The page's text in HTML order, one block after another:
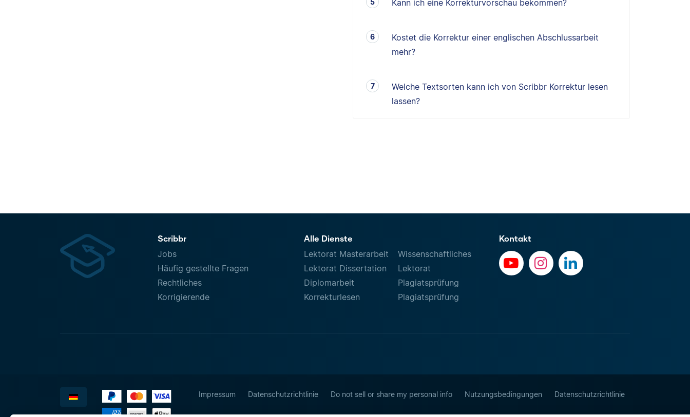
Kann ich eine Korrekturvorschau bekommen?
Kostet die Korrektur einer englischen Abschlussarbeit
mehr?
Welche Textsorten kann ich von Scribbr Korrektur lesen
lassen?
Scribbr
Jobs
Häufig gestellte Fragen
Rechtliches
Korrigierende
Alle Dienste
Lektorat Masterarbeit
Lektorat Dissertation
Diplomarbeit
Korrekturlesen
Wissenschaftliches
Lektorat
Plagiatsprüfung
Plagiatsprüfung
Kontakt
Impressum Datenschutzrichtlinie Do not sell or share my personal info Nutzungsbedingungen Datenschutzrichtlinie